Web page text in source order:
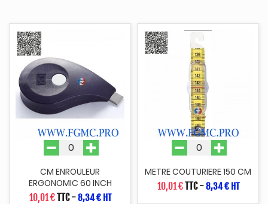
CM ENROULEUR
ERGONOMIC 60 INCH
10,01 €TTC-8,34 € HT
METRE COUTURIERE 150 CM
10,01 €TTC-8,34 € HT